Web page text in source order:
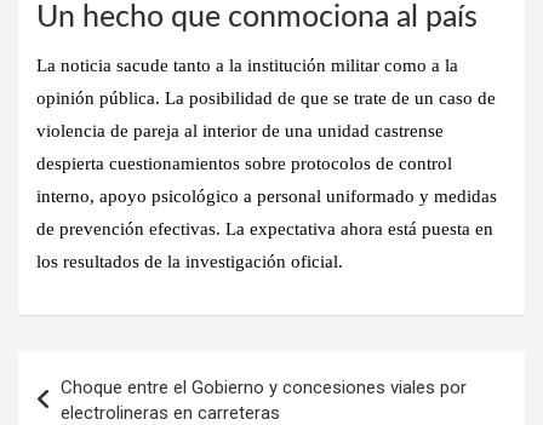
Un hecho que conmociona al país
La noticia sacude tanto a la institución militar como a la
opinión pública. La posibilidad de que se trate de un caso de
violencia de pareja al interior de una unidad castrense
despierta cuestionamientos sobre protocolos de control
interno, apoyo psicológico a personal uniformado y medidas
de prevención efectivas. La expectativa ahora está puesta en
los resultados de la investigación oficial.
de
Choque entre el Gobierno y concesiones viales por
electrolineras en carreteras